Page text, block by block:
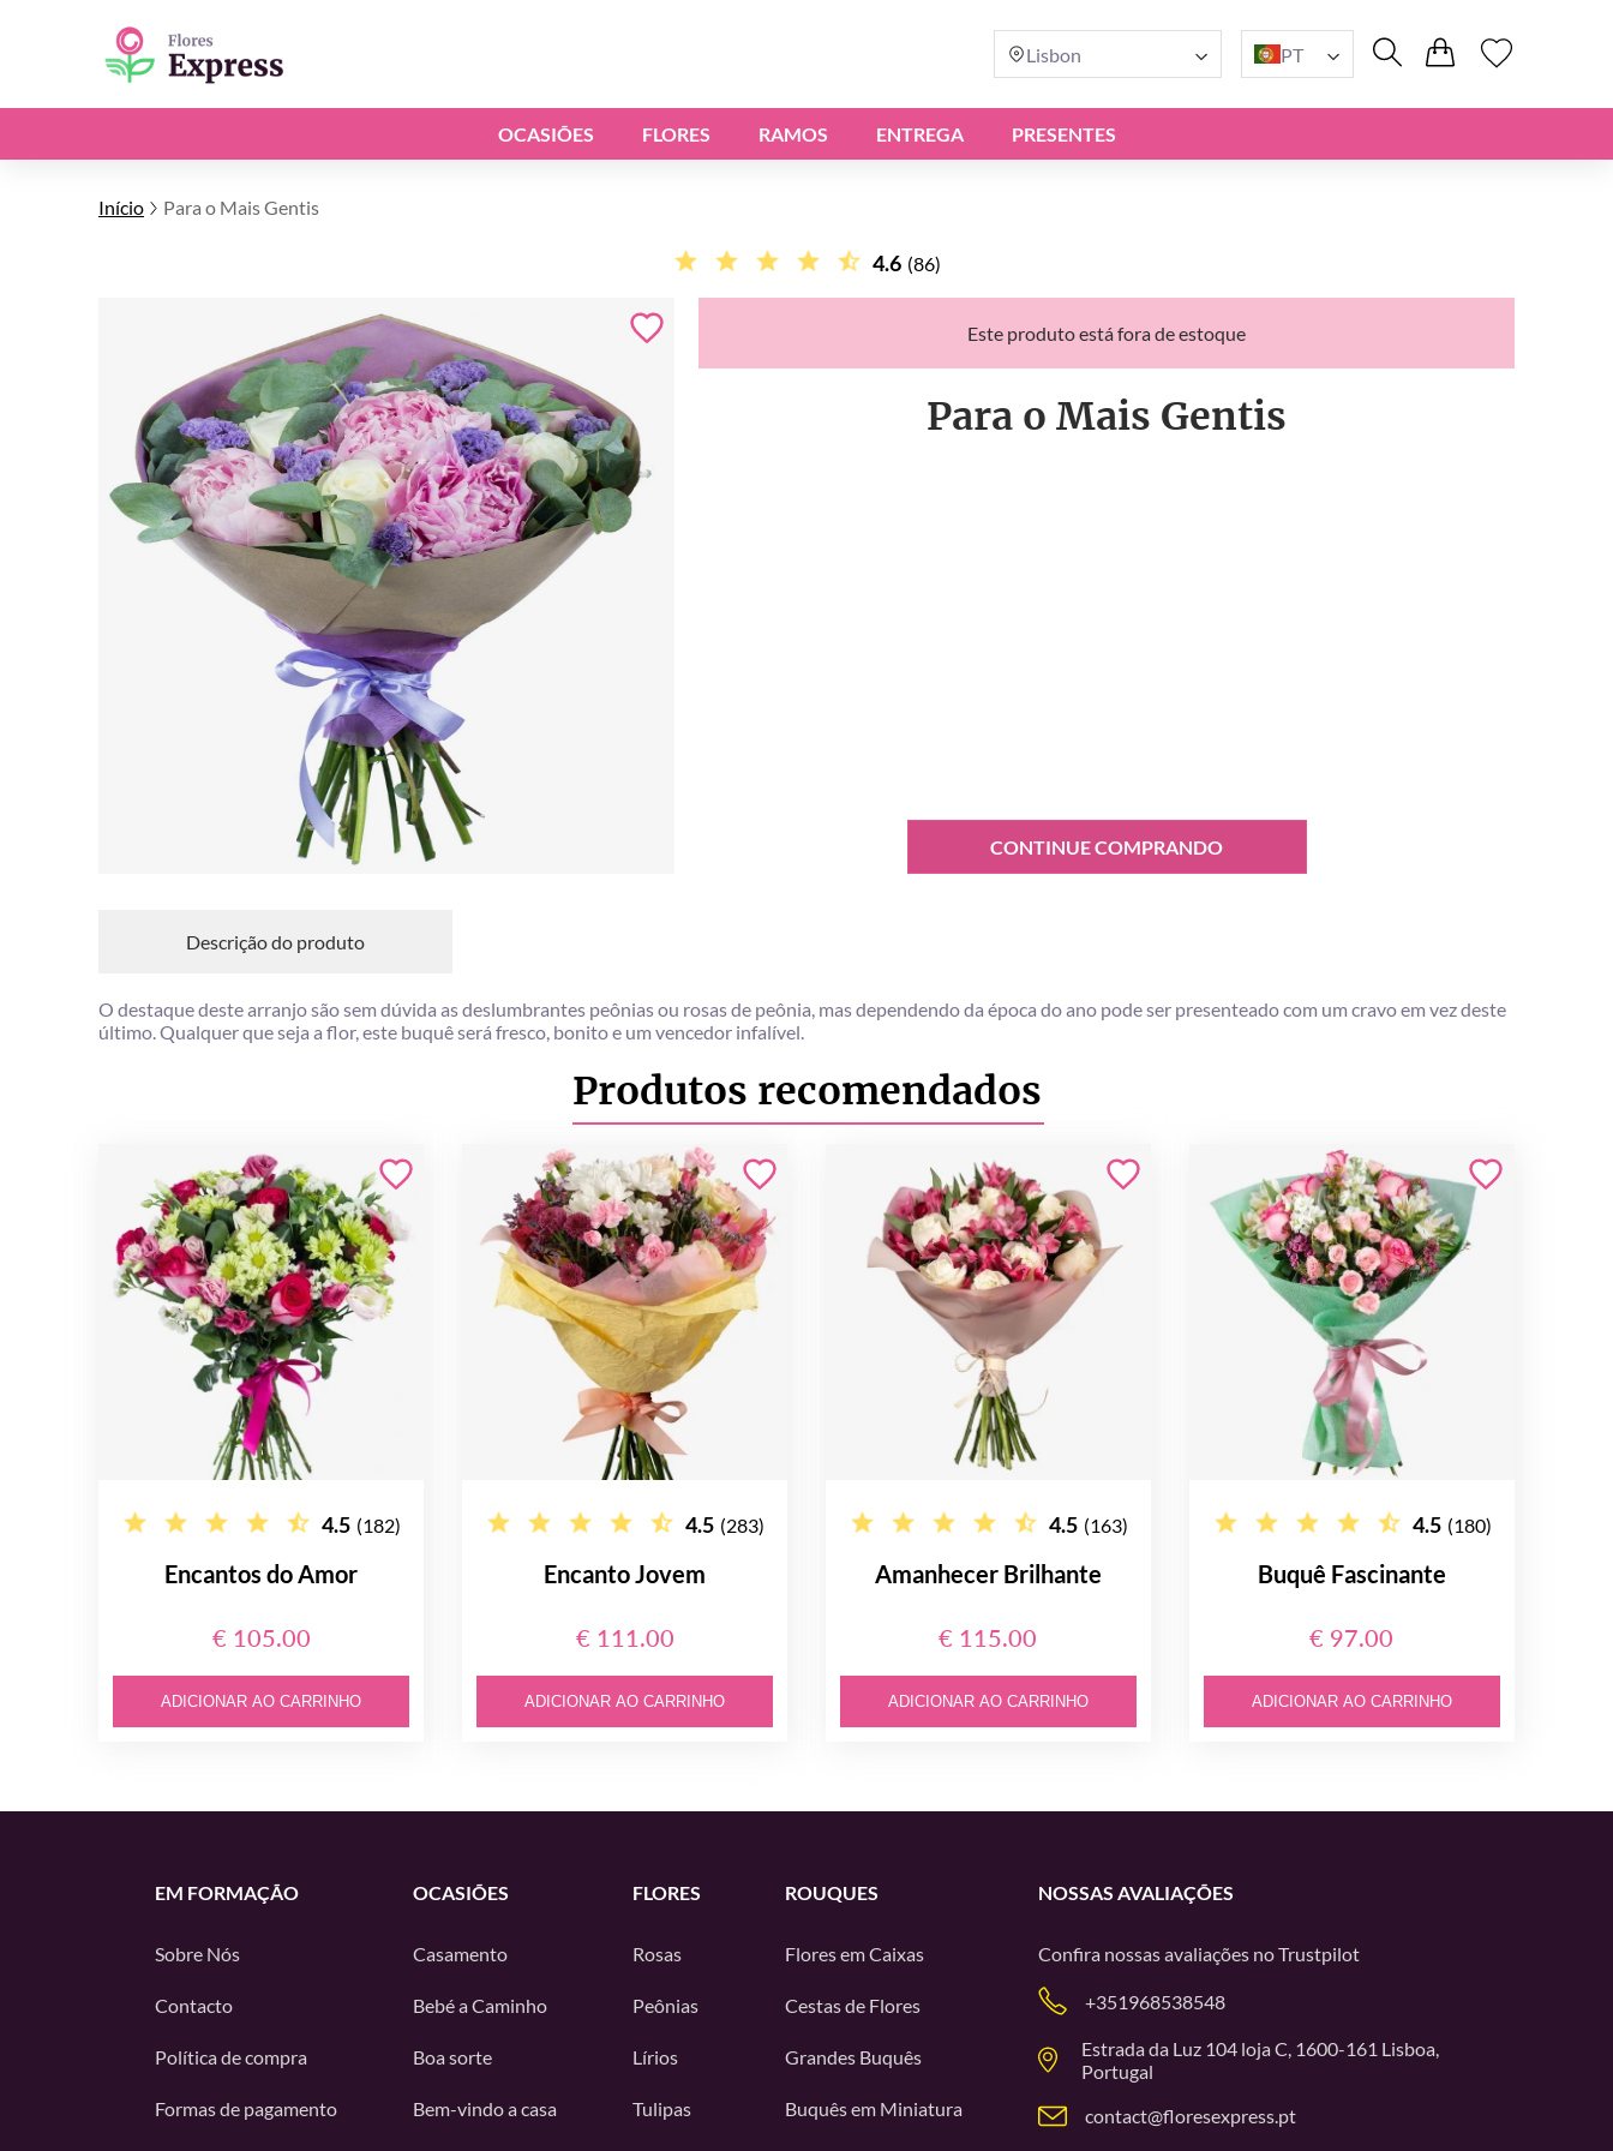
Lisbon PT
OCASIÕES FLORES RAMOS ENTREGA PRESENTES
Início Para o Mais Gentis
4.6 (86)
Este produto está fora de estoque
Para o Mais Gentis
CONTINUE COMPRANDO
Descrição do produto
O destaque deste arranjo são sem dúvida as deslumbrantes peônias ou rosas de peônia, mas dependendo da época do ano pode ser presenteado com um cravo em vez deste
último. Qualquer que seja a flor, este buquê será fresco, bonito e um vencedor infalível.
Produtos recomendados
4.5 (182)
Encantos do Amor
€ 105.00
ADICIONAR AO CARRINHO
4.5 (283)
Encanto Jovem
€ 111.00
ADICIONAR AO CARRINHO
4.5 (163)
Amanhecer Brilhante
€ 115.00
ADICIONAR AO CARRINHO
4.5 (180)
Buquê Fascinante
€ 97.00
ADICIONAR AO CARRINHO
EM FORMAÇÃO
Sobre Nós
Contacto
Política de compra
Formas de pagamento
OCASIÕES
Casamento
Bebé a Caminho
Boa sorte
Bem-vindo a casa
FLORES
Rosas
Peônias
Lírios
Tulipas
ROUQUES
Flores em Caixas
Cestas de Flores
Grandes Buquês
Buquês em Miniatura
NOSSAS AVALIAÇÕES
Confira nossas avaliações noTrustpilot
+351968538548
Estrada da Luz 104 loja C, 1600-161 Lisboa,
Portugal
contact@floresexpress.pt